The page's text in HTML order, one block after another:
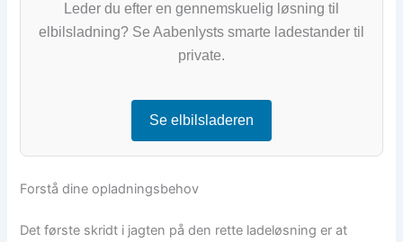
Leder du efter en gennemskuelig løsning til
elbilsladning? Se Aabenlysts smarte ladestander til
private.
Se elbilsladeren
Forstå dine opladningsbehov
Det første skridt i jagten på den rette ladeløsning er at